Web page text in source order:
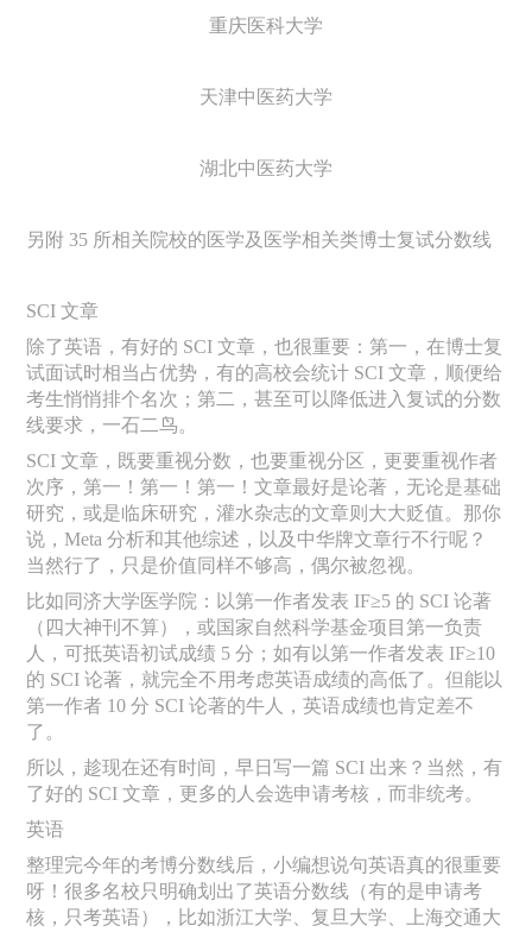
重庆医科大学
天津中医药大学
湖北中医药大学
另附 35 所相关院校的医学及医学相关类博士复试分数线
SCI 文章
除了英语，有好的 SCI 文章，也很重要：第一，在博士复
试面试时相当占优势，有的高校会统计 SCI 文章，顺便给
考生悄悄排个名次；第二，甚至可以降低进入复试的分数
线要求，一石二鸟。
SCI 文章，既要重视分数，也要重视分区，更要重视作者
次序，第一！第一！第一！文章最好是论著，无论是基础
研究，或是临床研究，灌水杂志的文章则大大贬值。那你
说，Meta 分析和其他综述，以及中华牌文章行不行呢？
当然行了，只是价值同样不够高，偶尔被忽视。
比如同济大学医学院：以第一作者发表 IF≥5 的 SCI 论著
（四大神刊不算），或国家自然科学基金项目第一负责
人，可抵英语初试成绩 5 分；如有以第一作者发表 IF≥10
的 SCI 论著，就完全不用考虑英语成绩的高低了。但能以
第一作者 10 分 SCI 论著的牛人，英语成绩也肯定差不
了。
所以，趁现在还有时间，早日写一篇 SCI 出来？当然，有
了好的 SCI 文章，更多的人会选申请考核，而非统考。
英语
整理完今年的考博分数线后，小编想说句英语真的很重要
呀！很多名校只明确划出了英语分数线（有的是申请考
核，只考英语），比如浙江大学、复旦大学、上海交通大